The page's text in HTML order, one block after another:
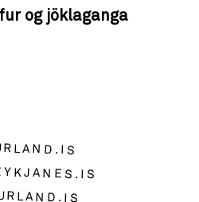
og jöklaganga